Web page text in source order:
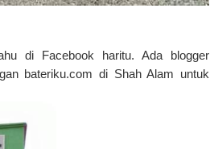
di Facebook haritu. Ada blogger
bateriku.com di Shah Alam untuk